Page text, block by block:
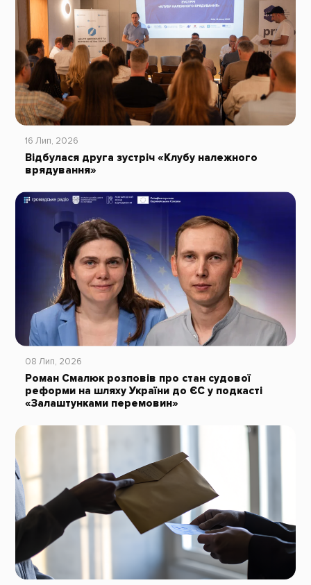
16 Лип, 2026
Відбулася друга зустріч «Клубу належного
врядування»
08 Лип, 2026
Роман Смалюк розповів про стан судової
реформи на шляху України до ЄС у подкасті
«Залаштунками перемовин»